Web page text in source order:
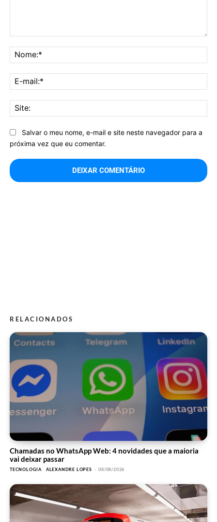
Salvar o meu nome, e-mail e site neste navegador para a
próxima vez que eu comentar.
RELACIONADOS
Chamadas no WhatsApp Web: 4 novidades que a maioria
vai deixar passar
TECNOLOGIA ALEXANDRE LOPES - 08/08/2026